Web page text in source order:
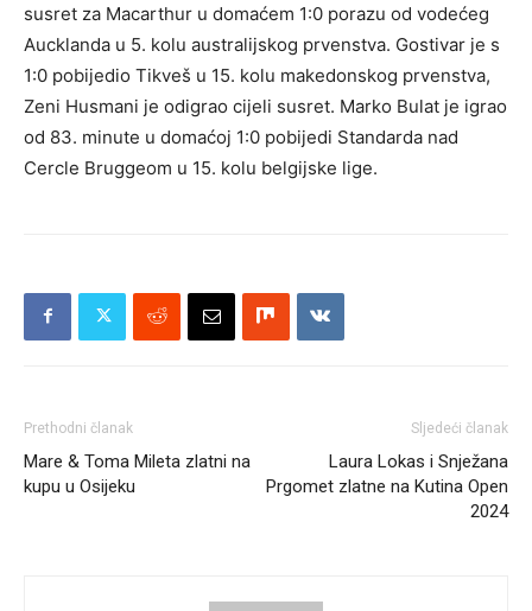
susret za Macarthur u domaćem 1:0 porazu od vodećeg
Aucklanda u 5. kolu australijskog prvenstva. Gostivar je s
1:0 pobijedio Tikveš u 15. kolu makedonskog prvenstva,
Zeni Husmani je odigrao cijeli susret. Marko Bulat je igrao
od 83. minute u domaćoj 1:0 pobijedi Standarda nad
Cercle Bruggeom u 15. kolu belgijske lige.
Prethodni članak
Mare & Toma Mileta zlatni na
kupu u Osijeku
Sljedeći članak
Laura Lokas i Snježana
Prgomet zlatne na Kutina Open
2024